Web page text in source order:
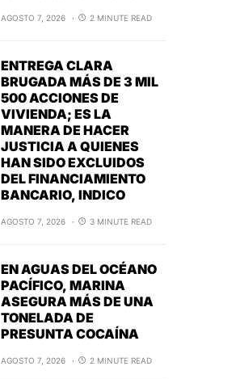
AGOSTO 7, 2026 2 MINUTE READ
ENTREGA CLARA
BRUGADA MÁS DE 3 MIL
500 ACCIONES DE
VIVIENDA; ES LA
MANERA DE HACER
JUSTICIA A QUIENES
HAN SIDO EXCLUIDOS
DEL FINANCIAMIENTO
BANCARIO, INDICO
AGOSTO 7, 2026 3 MINUTE READ
EN AGUAS DEL OCÉANO
PACÍFICO, MARINA
ASEGURA MÁS DE UNA
TONELADA DE
PRESUNTA COCAÍNA
AGOSTO 7, 2026 2 MINUTE READ